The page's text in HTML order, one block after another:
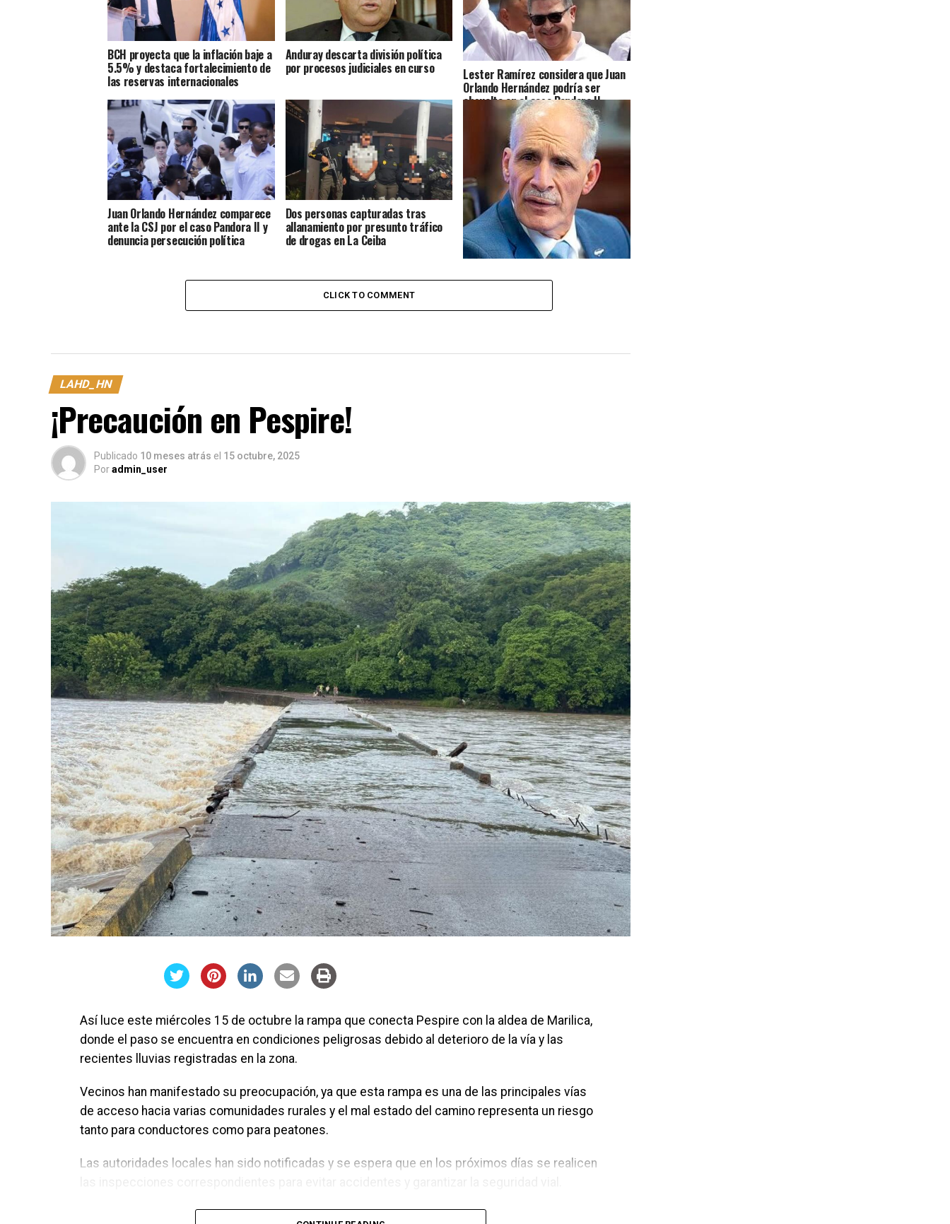
BCH proyecta que la inflación baje a
5.5% y destaca fortalecimiento de
las reservas internacionales
Anduray descarta división política
por procesos judiciales en curso Lester Ramírez considera que Juan
Orlando Hernández podría ser
absuelto en el caso Pandora II
Juan Orlando Hernández comparece
ante la CSJ por el caso Pandora II y
denuncia persecución política
Dos personas capturadas tras
allanamiento por presunto tráfico
de drogas en La Ceiba
logros de sus primeros 180 días de
CLICK TO COMMENT
LAHD_HN
¡Precaución en Pespire!
Publicado 10 meses atrás el 15 octubre, 2025
Poradmin_user
Así luce este miércoles 15 de octubre la rampa que conecta Pespire con la aldea de Marilica,
donde el paso se encuentra en condiciones peligrosas debido al deterioro de la vía y las
recientes lluvias registradas en la zona.
Vecinos han manifestado su preocupación, ya que esta rampa es una de las principales vías
de acceso hacia varias comunidades rurales y el mal estado del camino representa un riesgo
tanto para conductores como para peatones.
Las autoridades locales han sido notificadas y se espera que en los próximos días se realicen